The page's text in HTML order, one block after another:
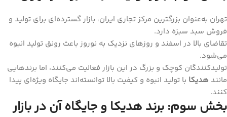
تهران به‌عنوان بزرگترین مرکز تجاری ایران، بازار گسترده‌ای برای تولید و
فروش سبد سبزه دارد.
تقاضای بالا در اسفند و روزهای نزدیک به نوروز باعث رونق تولید انبوه
می‌شود.
تولیدکنندگان کوچک و بزرگ در این بازار فعالیت می‌کنند، اما برندهایی
مانند هدیکا با تولید انبوه و کیفیت بالا توانسته‌اند جایگاه ویژه‌ای پیدا
کنند.
بخش سوم: برند هدیکا و جایگاه آن در بازار